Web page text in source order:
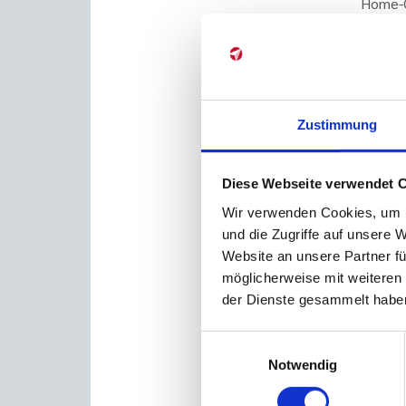
Zustimmung
Diese Webseite verwendet
Wir verwenden Cookies,
und die Zugriffe auf unsere
Website an unsere Partner
möglicherweise mit
der Dienste gesammelt
Notwendig
ich
Koß:
auch